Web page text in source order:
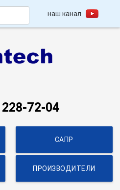
наш канал
228-72-04
САПР
ПРОИЗВОДИТЕЛИ